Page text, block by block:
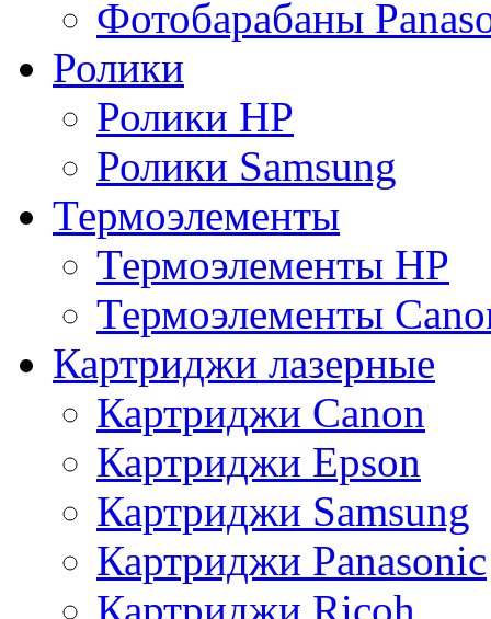
Фотобарабаны
Ролики
Ролики HP
Ролики Samsung
Термоэлементы
Термоэлементы HP
Термоэлементы
Картриджи лазерные
Картриджи Canon
Картриджи Epson
Картриджи Samsung
Картриджи Panasonic